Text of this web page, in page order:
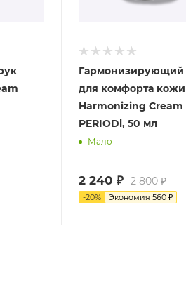
Гармонизирующий
для комфорта кожи
Harmonizing Cream
PERIODl, 50 мл
Мало
2 240 ₽ 2 800₽
-20% Экономия 560₽